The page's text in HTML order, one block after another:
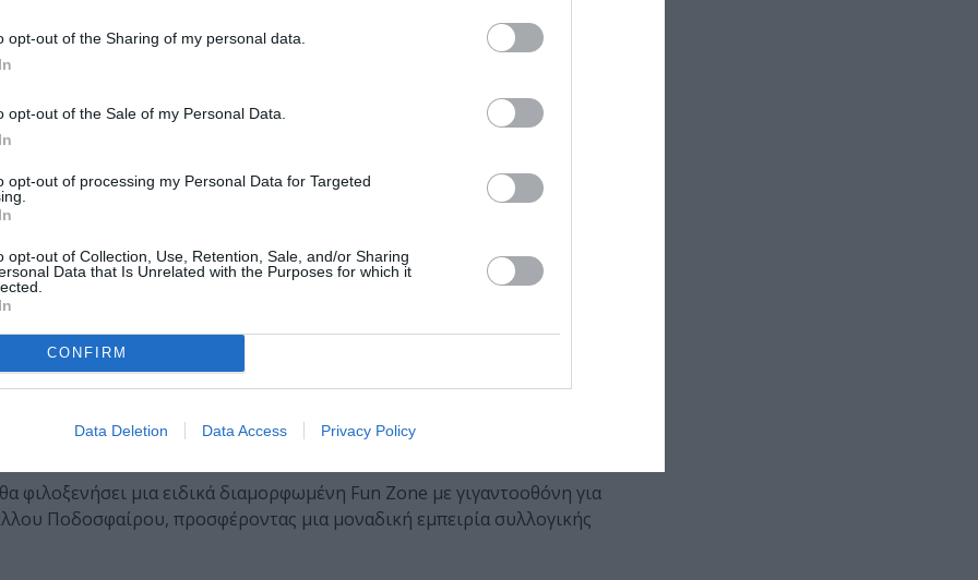
opt-out of the Sharing of my personal data.
opt-out of the Sale of my Personal Data.
opt-out of processing my Personal Data for Targeted
opt-out of Collection, Use, Retention, Sale, and/or Sharing
Data that Is Unrelated with the Purposes for which it
CONFIRM
Data Deletion Data Access Privacy Policy
έως τις 19 Ιουλίου.
στην τέχνη και στην αγωνιστική φιλοσοφία της ξιφασκίας μέσα
12 Ιουλίου, τη σκυτάλη θα πάρουν το skateboard και το roller
αθλήματα.
και ανερχόμενα μουσικά σχήματα από όλη την Ελλάδα θα
ευρύ κοινό, μέσα από ανοιχτή πρόσκληση συμμετοχής και
Ολυμπίων και Ζαππείου Κληροδοτήματος θα διαθέσει δωρεάν
έμπρακτα τη νέα καλλιτεχνική δημιουργία και προσφέροντας
το υλικό τους
φιλοξενήσει μια ειδικά διαμορφωμένη Fun Zone με γιγαντοοθόνη για
Ποδοσφαίρου, προσφέροντας μια μοναδική εμπειρία συλλογικής